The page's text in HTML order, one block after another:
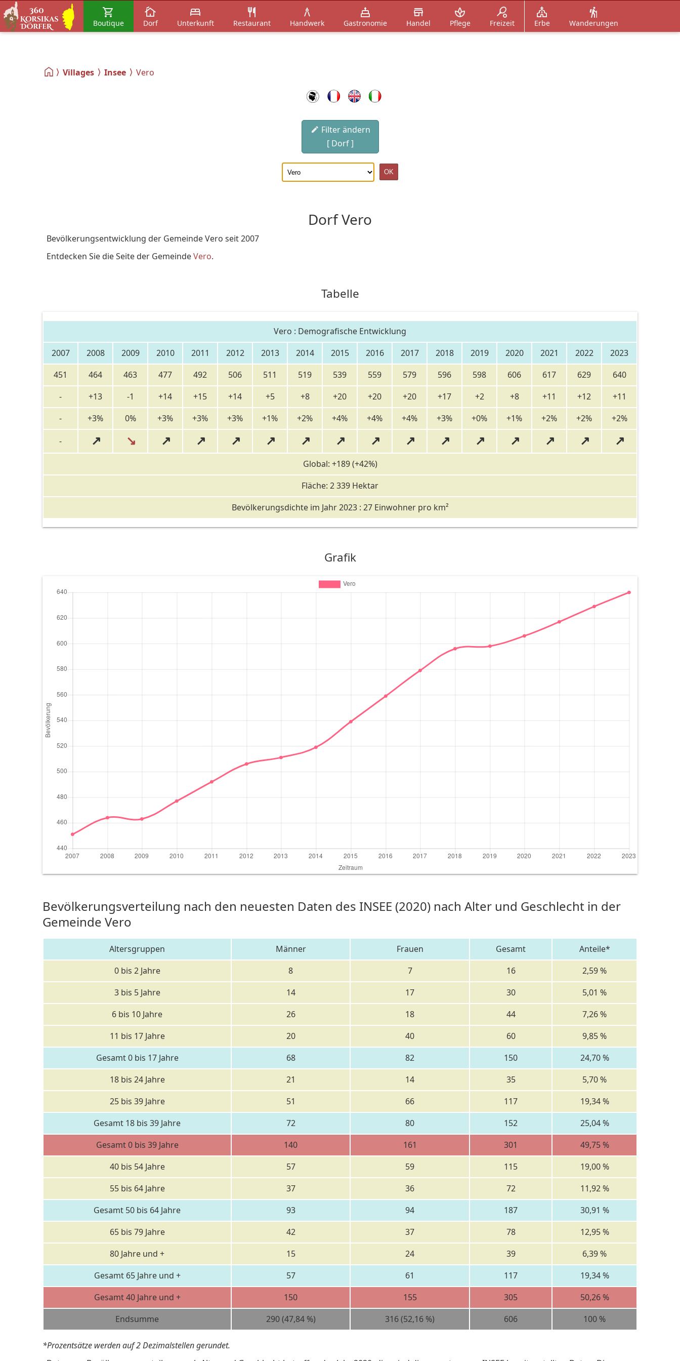
Boutique Dorf Unterkunft Restaurant Handwerk Gastronomie Handel Pflege Freizeit Erbe Wanderungen
Villages Insee Vero
Filter ändern
[ Dorf ]
Dorf Vero
Bevölkerungsentwicklung der Gemeinde Vero seit 2007
Entdecken Sie die Seite der GemeindeVero.
Tabelle
Vero : Demografische Entwicklung
2007
2008 2009 2010 2011 2012 2013 2014 2015 2016 2017 2018 2019 2020 2021 2022
2023
451
464 463 477 492 506 511 519 539 559 579 596 598 606 617 629
640
-
+13 -1 +14 +15 +14 +5 +8 +20 +20 +20 +17 +2 +8 +11 +12
+11
-
+3% 0% +3% +3% +3% +1% +2% +4% +4% +4% +3% +0% +1% +2% +2% +2%
- ↗ ↘ ↗ ↗ ↗ ↗ ↗ ↗ ↗ ↗ ↗ ↗ ↗ ↗ ↗ ↗
Global: +189 (+42%)
Fläche: 2 339 Hektar
Bevölkerungsdichte im Jahr 2023 : 27 Einwohner pro km²
Grafik
Bevölkerungsverteilung nach den neuesten Daten des INSEE (2020) nach Alter und Geschlecht in der
Gemeinde Vero
Altersgruppen Männer Frauen Gesamt
Anteile*
0 bis 2 Jahre
8 7 16
2,59 %
3 bis 5 Jahre
14 17 30
5,01 %
6 bis 10 Jahre
26 18 44
7,26 %
11 bis 17 Jahre
20 40 60
9,85 %
Gesamt 0 bis 17 Jahre
68 82 150
24,70 %
18 bis 24 Jahre
21 14 35
5,70 %
25 bis 39 Jahre
51 66 117
19,34 %
Gesamt 18 bis 39 Jahre
72 80 152
25,04 %
Gesamt 0 bis 39 Jahre
140 161 301
49,75 %
40 bis 54 Jahre
57 59 115
19,00 %
55 bis 64 Jahre
37 36 72
11,92 %
Gesamt 50 bis 64 Jahre
93 94 187
30,91 %
65 bis 79 Jahre
42 37 78
12,95 %
80 Jahre und +
15 24 39
6,39 %
Gesamt 65 Jahre und +
57 61 117
19,34 %
Gesamt 40 Jahre und +
150 155 305
50,26 %
Endsumme
290 (47,84 %) 316 (52,16 %) 606 100 %
*Prozentsätze werden auf 2 Dezimalstellen gerundet.